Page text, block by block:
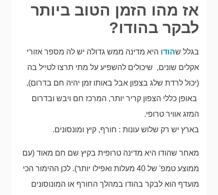
אז מהו הזמן הטוב ביותר
לבקר בהודו?
בגלל שהודו היא מדינה ממש גדולה יש לה מספר אזורי
אקלים שונים, שיכולים להשפיע על מתי תרצו לטייל בה
(יכול לרדת שלג בצפון אבל באותו זמן יהיה חם בדרום),
באופן כללי הצפון קריר יותר, המרכז חם ויבש ובדרום
המזג אוויר טרופי.
בארץ יש רק שלוש עונות : חורף, קיץ ומונסונים.
מאחר שהודו היא מדינה טרופית בקיץ שם חם מאוד (עם
ממוצע טמפ' של 40 מעלות ואפילו יותר). לכן ההימור הכי
מועדף הוא לבקר בהודו במהלך החורף או המונוסונים